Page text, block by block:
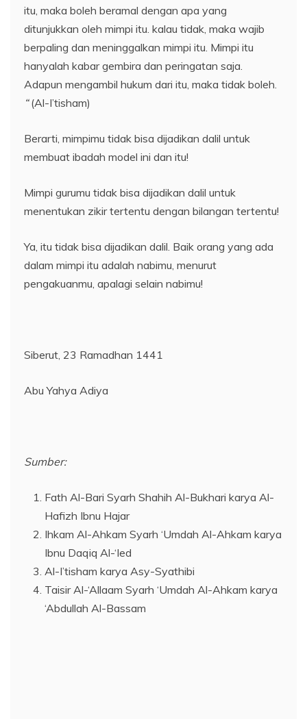
itu, maka boleh beramal dengan apa yang
ditunjukkan oleh mimpi itu. kalau tidak, maka wajib
berpaling dan meninggalkan mimpi itu. Mimpi itu
hanyalah kabar gembira dan peringatan saja.
Adapun mengambil hukum dari itu, maka tidak boleh.
“(Al-I’tisham)
Berarti, mimpimu tidak bisa dijadikan dalil untuk
membuat ibadah model ini dan itu!
Mimpi gurumu tidak bisa dijadikan dalil untuk
menentukan zikir tertentu dengan bilangan tertentu!
Ya, itu tidak bisa dijadikan dalil. Baik orang yang ada
dalam mimpi itu adalah nabimu, menurut
pengakuanmu, apalagi selain nabimu!
Siberut, 23 Ramadhan 1441
Abu Yahya Adiya
Sumber:
Fath Al-Bari Syarh Shahih Al-Bukhari karya Al-
Hafizh Ibnu Hajar
Ihkam Al-Ahkam Syarh ‘Umdah Al-Ahkam karya
Ibnu Daqiq Al-‘Ied
Al-I’tisham karya Asy-Syathibi
Taisir Al-‘Allaam Syarh ‘Umdah Al-Ahkam karya
‘Abdullah Al-Bassam